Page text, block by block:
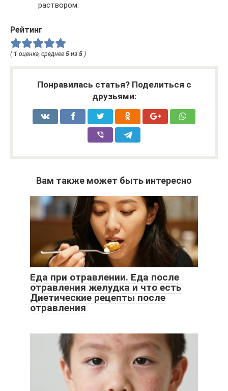
раствором.
Рейтинг
( 1 оценка, среднее 5 из 5 )
Понравилась статья? Поделиться с
друзьями:
Вам также может быть интересно
Еда при отравлении. Еда после
отравления желудка и что есть
Диетические рецепты после
отравления